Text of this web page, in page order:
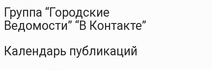
Группа “Городские
Ведомости” “В Контакте”
Календарь публикаций